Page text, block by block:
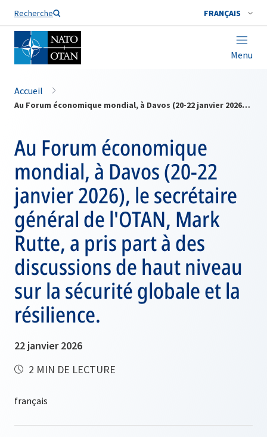
Recherche FRANÇAIS
Menu
Nom de famille*
Accueil
Au Forum économique mondial, à Davos (20-22 janvier 2026), le secrétaire général de l'OTAN, Mark Rutte, a pris part à des discussions de haut niveau sur la sécurité globale et la résilience.
Au Forum économique
mondial, à Davos (20-22
janvier 2026), le secrétaire
général de l'OTAN, Mark
Rutte, a pris part à des
discussions de haut niveau
sur la sécurité globale et la
résilience.
22 janvier 2026
2 MIN DE LECTURE